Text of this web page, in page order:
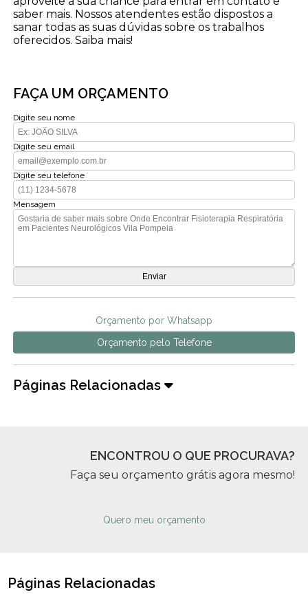
saber mais. Nossos atendentes estão dispostos a
sanar todas as suas dúvidas sobre os trabalhos
oferecidos. Saiba mais!
FAÇA UM ORÇAMENTO
Digite seu nome
Digite seu email
Digite seu telefone
Mensagem
Orçamento por Whatsapp
Orçamento pelo Telefone
Páginas Relacionadas
ENCONTROU O QUE PROCURAVA?
Faça seu orçamento grátis agora mesmo!
Quero meu orçamento
Páginas Relacionadas